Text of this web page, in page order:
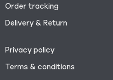
Order tracking
Delivery & Return
Privacy policy
Terms & conditions